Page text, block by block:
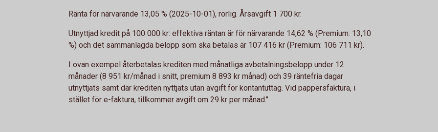
Ränta för närvarande 13,05 % (2025-10-01), rörlig. Årsavgift 1 700 kr.
Utnyttjad kredit på 100 000 kr: effektiva räntan är för närvarande 14,62 % (Premium: 13,10
%) och det sammanlagda belopp som ska betalas är 107 416 kr (Premium: 106 711 kr).
I ovan exempel återbetalas krediten med månatliga avbetalningsbelopp under 12
månader (8 951 kr/månad i snitt, premium 8 893 kr månad) och 39 räntefria dagar
utnyttjats samt där krediten nyttjats utan avgift för kontantuttag. Vid pappersfaktura, i
stället för e-faktura, tillkommer avgift om 29 kr per månad."